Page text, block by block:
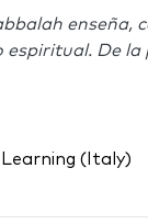
enseña,
De
(Italy)